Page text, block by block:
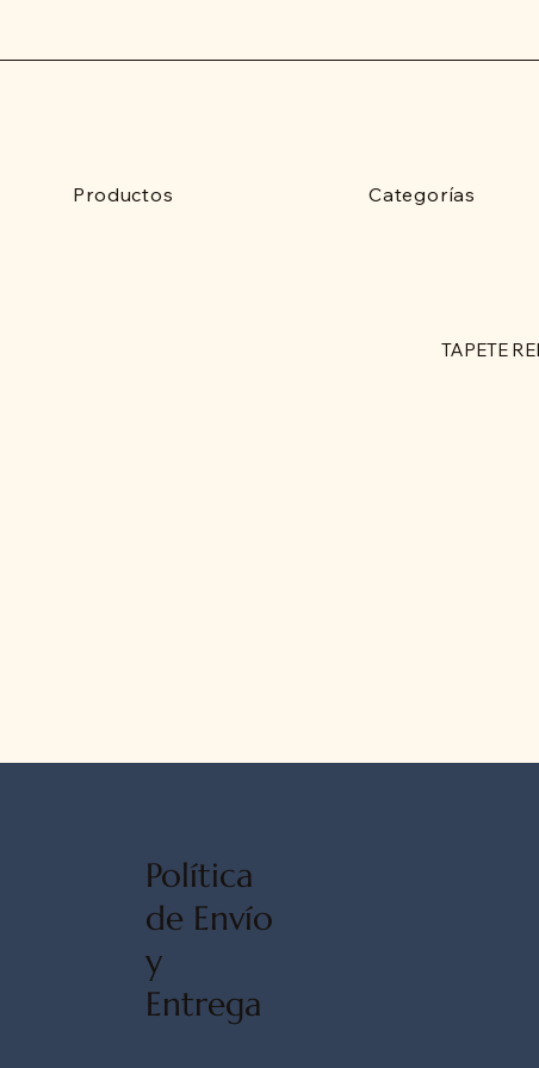
Productos Categorías
TAPETE
Política
de Envío
y
Entrega